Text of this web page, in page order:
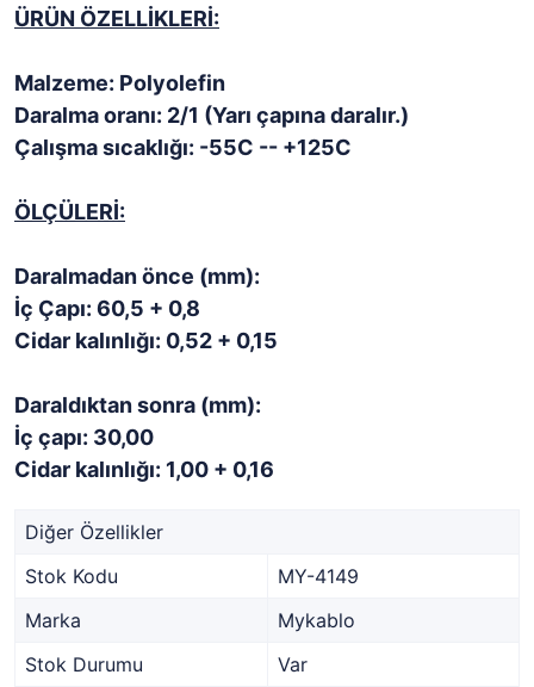
ÜRÜN ÖZELLİKLERİ:
Malzeme: Polyolefin
Daralma oranı: 2/1 (Yarı çapına daralır.)
Çalışma sıcaklığı: -55C -- +125C
ÖLÇÜLERİ:
Daralmadan önce (mm):
İç Çapı: 60,5 + 0,8
Cidar kalınlığı: 0,52 + 0,15
Daraldıktan sonra (mm):
İç çapı: 30,00
Cidar kalınlığı: 1,00 + 0,16
Diğer Özellikler
Stok Kodu
MY-4149
Marka
Mykablo
Stok Durumu
Var